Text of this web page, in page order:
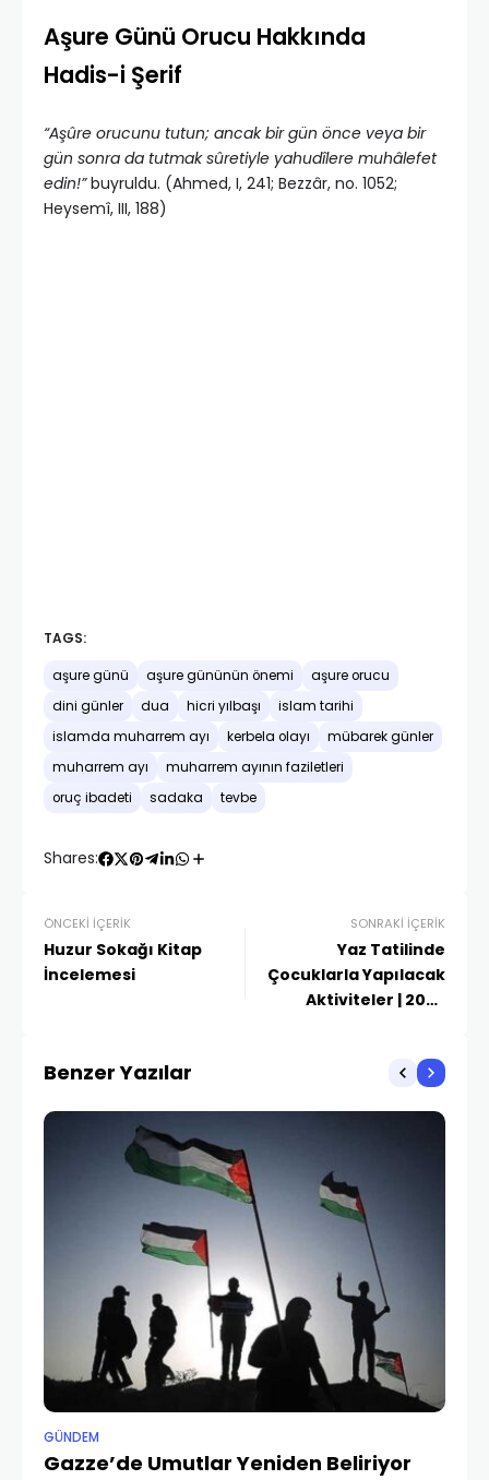
Aşure Günü Orucu Hakkında
Hadis-i Şerif
“Aşûre orucunu tutun; ancak bir gün ön­ce veya bir
gün sonra da tutmak sûretiyle yahudîlere mu­hâlefet
edin!”buyruldu. (Ahmed, I, 241; Bezzâr, no. 1052;
Heysemî, III, 188)
TAGS:
aşure günü aşure gününün önemi
aşure orucu
dini günler
dua hicri yılbaşı
islam tarihi
islamda muharrem ayı
kerbela olayı
mübarek günler
muharrem ayı
muharrem ayının faziletleri
oruç ibadeti
sadaka tevbe
Shares:
ÖNCEKI İÇERIK
Huzur Sokağı Kitap
İncelemesi
SONRAKI İÇERIK
Yaz Tatilinde
Çocuklarla Yapılacak
Aktiviteler | 2026
Benzer Yazılar
GÜNDEM
Gazze’de Umutlar Yeniden Beliriyor